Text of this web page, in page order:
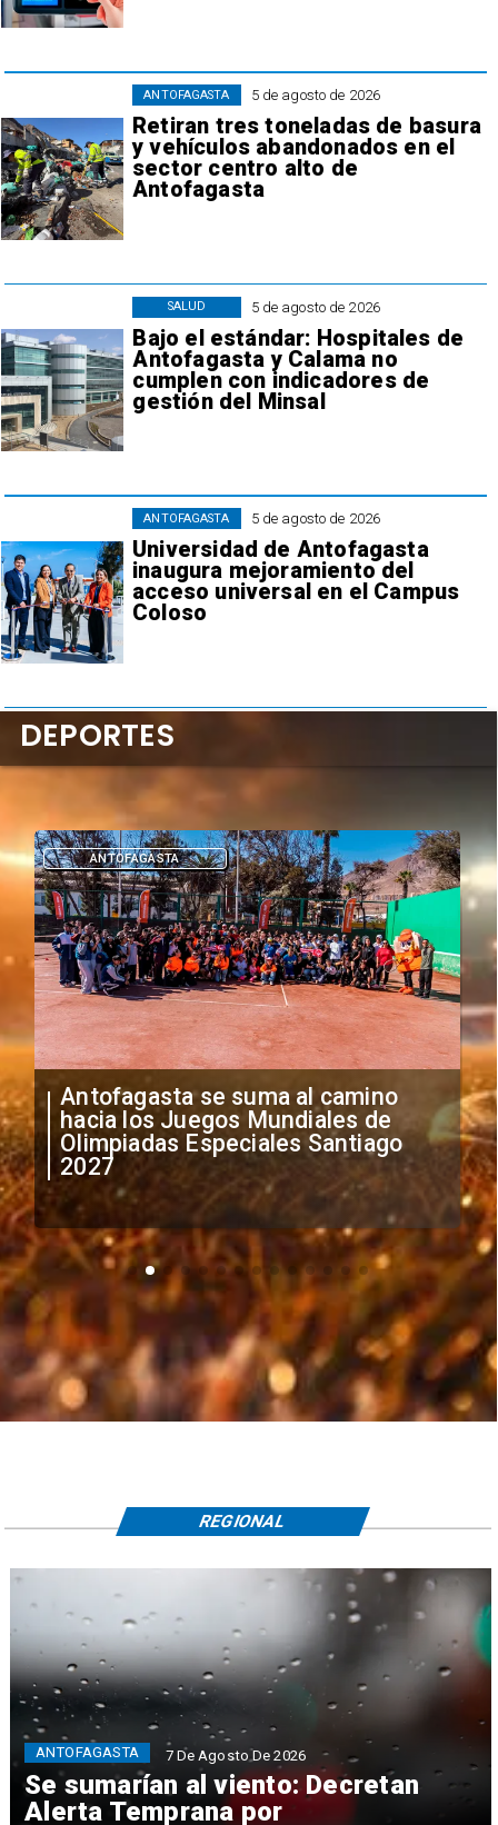
5 de agosto de 2026
Retiran tres toneladas de basura
y vehículos abandonados en el
sector centro alto de
Antofagasta
ANTOFAGASTA
5 de agosto de 2026
Bajo el estándar: Hospitales de
Antofagasta y Calama no
cumplen con indicadores de
gestión del Minsal
SALUD
5 de agosto de 2026
Universidad de Antofagasta
inaugura mejoramiento del
acceso universal en el Campus
Coloso
ANTOFAGASTA
"Falta de profesionalismo": Sifup
anuncia medidas por situación
irregular de futbolistas
extranjeros
DEPORTES
DEPORTES
Se sumarían al viento: Decretan
Alerta Temprana por
ANTOFAGASTA 7 De Agosto De 2026
REGIONAL